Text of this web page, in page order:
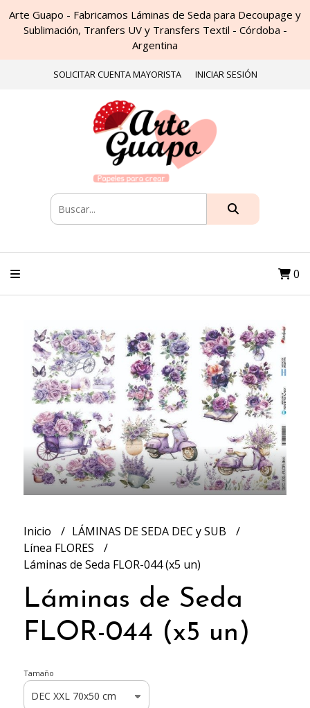
Arte Guapo - Fabricamos Láminas de Seda para Decoupage y
Sublimación, Tranfers UV y Transfers Textil - Córdoba -
Argentina
SOLICITAR CUENTA MAYORISTA INICIAR SESIÓN
0
Inicio
LÁMINAS DE SEDA DEC y SUB
Línea FLORES
Láminas de Seda FLOR-044 (x5 un)
Láminas de Seda
FLOR-044 (x5 un)
Tamaño